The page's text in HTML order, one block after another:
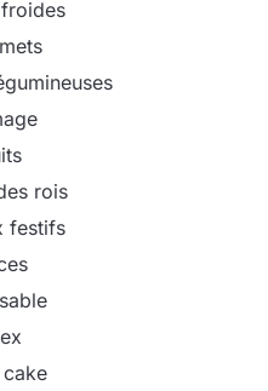
rois
festifs